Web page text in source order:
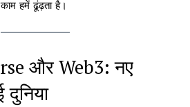
हमें ढूंढ़ता है।
और Web3: नए